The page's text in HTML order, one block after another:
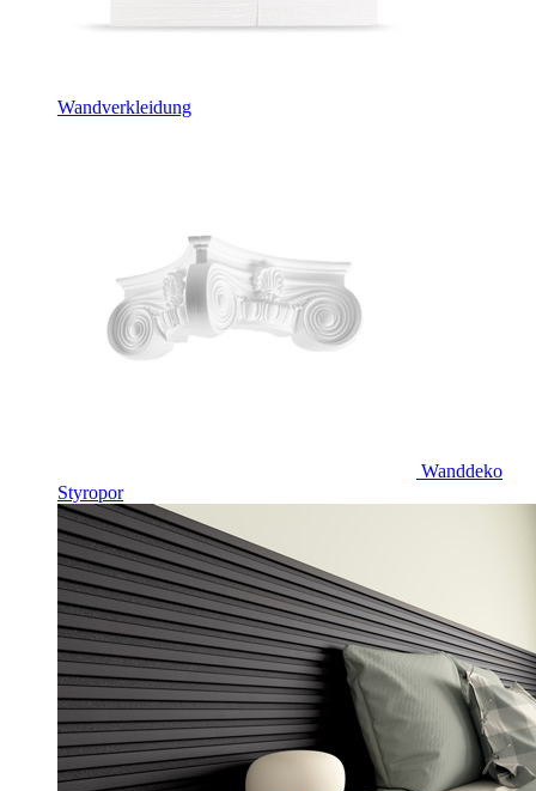
Wandverkleidung
Wanddeko
Styropor